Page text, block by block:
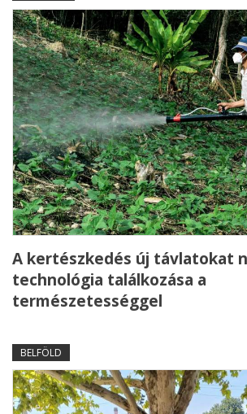
A kertészkedés új távlatokat
technológia találkozása a
természetességgel
BELFÖLD